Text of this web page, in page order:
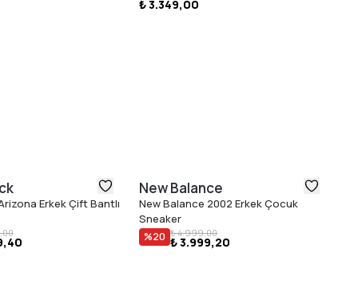
₺ 3.349,00
Erkek Çift Bantlı
New Balance
New Balance 2002 Erkek Çocuk
Sneaker
%20 ₺ 4.999,00
₺ 3.999,20